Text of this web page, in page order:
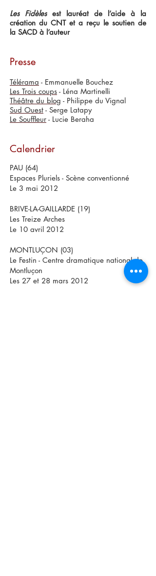
Les Fidèlesest lauréat de l’aide à la
création du CNT et a reçu le soutien de
la SACD à l’auteur
Presse
Télérama - Emmanuelle Bouchez
Les Trois coups - Léna Martinelli
Théâtre du blog - Philippe du Vignal
Sud Ouest - Serge Latapy
Le Souffleur - Lucie Beraha
Calendrier
PAU (64)
Espaces Pluriels - Scène conventionné
Le 3 mai 2012
BRIVE-LA-GAILLARDE (19)
Les Treize Arches
Le 10 avril 2012
MONTLUÇON (03)
Le Festin - Centre dramatique national de
Montluçon
Les 27 et 28 mars 2012